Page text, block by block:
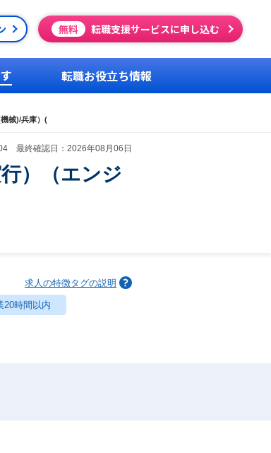
無料 転職支援サービスに申し込む
転職お役立ち情報
械)/兵庫）(
最終確認日：2026年08月06日
）（エンジ
求人の特徴タグの説明
20時間以内